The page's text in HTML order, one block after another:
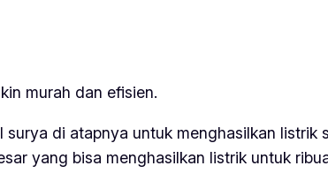
murah dan efisien.
surya di atapnya untuk menghasilkan listrik
yang bisa menghasilkan listrik untuk